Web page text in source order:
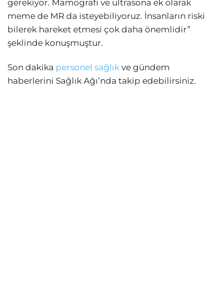
gerekiyor. Mamografi ve ultrasona ek olarak
meme de MR da isteyebiliyoruz. İnsanların riski
bilerek hareket etmesi çok daha önemlidir”
şeklinde konuşmuştur.
Son dakika personel sağlık ve gündem
haberlerini Sağlık Ağı’nda takip edebilirsiniz.